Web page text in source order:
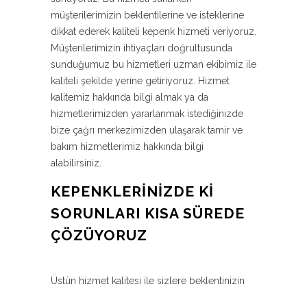
müşterilerimizin beklentilerine ve isteklerine
dikkat ederek kaliteli kepenk hizmeti veriyoruz.
Müşterilerimizin ihtiyaçları doğrultusunda
sunduğumuz bu hizmetleri uzman ekibimiz ile
kaliteli şekilde yerine getiriyoruz. Hizmet
kalitemiz hakkında bilgi almak ya da
hizmetlerimizden yararlanmak istediğinizde
bize çağrı merkezimizden ulaşarak tamir ve
bakım hizmetlerimiz hakkında bilgi
alabilirsiniz.
KEPENKLERINIZDE KI
SORUNLARI KISA SÜREDE
ÇÖZÜYORUZ
Üstün hizmet kalitesi ile sizlere beklentinizin